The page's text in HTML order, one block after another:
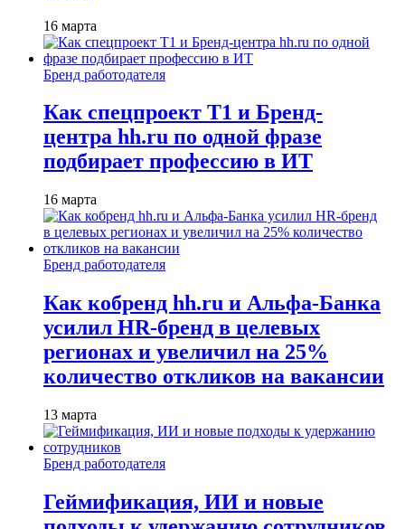
16 марта
Бренд работодателя
Как спецпроект T1 и Бренд-
центра hh.ru по одной фразе
подбирает профессию в ИТ
16 марта
Бренд работодателя
Как кобренд hh.ru и Альфа-Банка
усилил HR-бренд в целевых
регионах и увеличил на 25%
количество откликов на вакансии
13 марта
Бренд работодателя
Геймификация, ИИ и новые